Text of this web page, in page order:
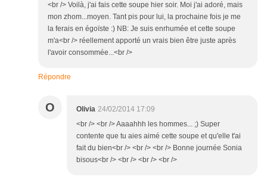
<br /> Voilà, j'ai fais cette soupe hier soir. Moi j'ai adoré, mais
mon zhom...moyen. Tant pis pour lui, la prochaine fois je me
la ferais en égoïste :) NB: Je suis enrhumée et cette soupe
m'a<br /> réellement apporté un vrais bien être juste après
l'avoir consommée...<br />
Répondre
O Olivia 24/02/2014 17:09
<br /> <br /> Aaaahhh les hommes... ;) Super
contente que tu aies aimé cette soupe et qu'elle t'ai
fait du bien<br /> <br /> <br /> Bonne journée Sonia
bisous<br /> <br /> <br /> <br />